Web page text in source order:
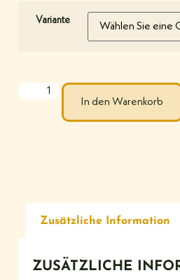
Variante
In den Warenkorb
Zusätzliche Information
ZUSÄTZLICHE